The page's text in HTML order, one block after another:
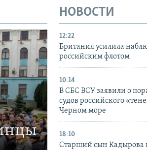
НОВОСТИ
12:22
Британия усилила
российским флотом
10:14
В СБС ВСУ заявили о
судов российского
Черном море
18:10
Старший сын Кадырова